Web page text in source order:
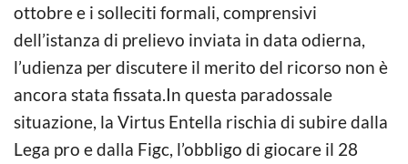
ottobre e i solleciti formali, comprensivi
dell’istanza di prelievo inviata in data odierna,
l’udienza per discutere il merito del ricorso non è
ancora stata fissata.In questa paradossale
situazione, la Virtus Entella rischia di subire dalla
Lega pro e dalla Figc, l’obbligo di giocare il 28